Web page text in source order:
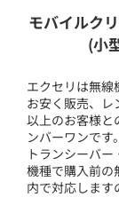
モバイルク
(小
エクセリは無線
お安く販売、
以上のお客様と
ンバーワンです
トランシーバ
機種で購入前の
内で対応します